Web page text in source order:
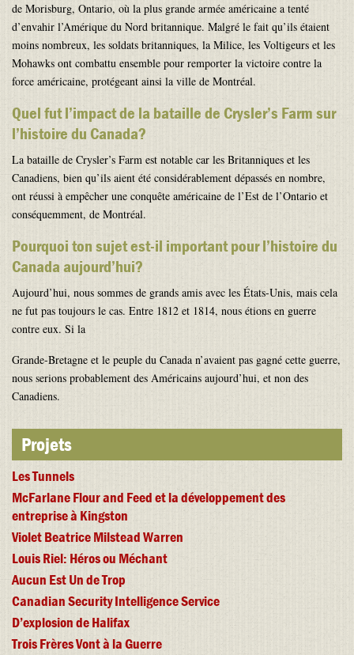
de Morisburg, Ontario, où la plus grande armée américaine a tenté
d’envahir l’Amérique du Nord britannique. Malgré le fait qu’ils étaient
moins nombreux, les soldats britanniques, la Milice, les Voltigeurs et les
Mohawks ont combattu ensemble pour remporter la victoire contre la
force américaine, protégeant ainsi la ville de Montréal.
Quel fut l’impact de la bataille de Crysler’s Farm sur
l’histoire du Canada?
La bataille de Crysler’s Farm est notable car les Britanniques et les
Canadiens, bien qu’ils aient été considérablement dépassés en nombre,
ont réussi à empêcher une conquête américaine de l’Est de l’Ontario et
conséquemment, de Montréal.
Pourquoi ton sujet est-il important pour l’histoire du
Canada aujourd’hui?
Aujourd’hui, nous sommes de grands amis avec les États-Unis, mais cela
ne fut pas toujours le cas. Entre 1812 et 1814, nous étions en guerre
contre eux. Si la
Grande-Bretagne et le peuple du Canada n’avaient pas gagné cette guerre,
nous serions probablement des Américains aujourd’hui, et non des
Canadiens.
Projets
Les Tunnels
McFarlane Flour and Feed et la développement des
entreprise à Kingston
Violet Beatrice Milstead Warren
Louis Riel: Héros ou Méchant
Aucun Est Un de Trop
Canadian Security Intelligence Service
D’explosion de Halifax
Trois Frères Vont à la Guerre